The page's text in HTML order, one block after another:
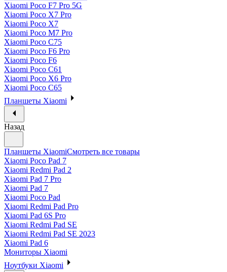
Xiaomi Poco F7 Pro 5G
Xiaomi Poco X7 Pro
Xiaomi Poco X7
Xiaomi Poco M7 Pro
Xiaomi Poco C75
Xiaomi Poco F6 Pro
Xiaomi Poco F6
Xiaomi Poco C61
Xiaomi Poco X6 Pro
Xiaomi Poco C65
Планшеты Xiaomi
Назад
Планшеты XiaomiСмотреть все товары
Xiaomi Poco Pad 7
Xiaomi Redmi Pad 2
Xiaomi Pad 7 Pro
Xiaomi Pad 7
Xiaomi Poco Pad
Xiaomi Redmi Pad Pro
Xiaomi Pad 6S Pro
Xiaomi Redmi Pad SE
Xiaomi Redmi Pad SE 2023
Xiaomi Pad 6
Мониторы Xiaomi
Ноутбуки Xiaomi